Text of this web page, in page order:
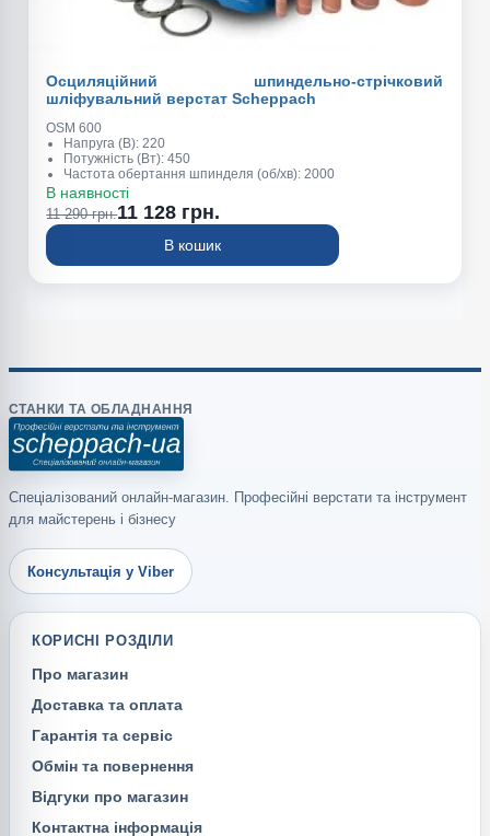
Осциляційний шпиндельно-стрічковий
шліфувальний верстат Scheppach
OSM 600
Напруга (В): 220
Потужність (Вт): 450
Частота обертання шпинделя (об/хв): 2000
Амплітуда коливань шпинделя (мм): 16
Частота коливань шпинделя (коливань\хв): 58
Діаметр шліф. гільзи (мм): 13 / 19 / 26 / 38 / 51 / 610х100
Розміри робочого столу (мм): 410 х 425
В наявності
11 290 грн.11 128 грн.
В кошик
СТАНКИ ТА ОБЛАДНАННЯ
Спеціалізований онлайн-магазин. Професійні верстати та інструмент
для майстерень і бізнесу
Консультація у Viber
КОРИСНІ РОЗДІЛИ
Про магазин
Доставка та оплата
Гарантія та сервіс
Обмін та повернення
Відгуки про магазин
Контактна інформація